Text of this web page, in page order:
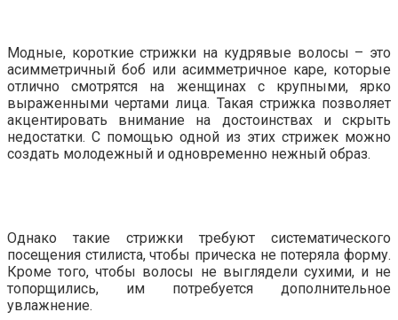
Модные, короткие стрижки на кудрявые волосы – это
асимметричный боб или асимметричное каре, которые
отлично смотрятся на женщинах с крупными, ярко
выраженными чертами лица. Такая стрижка позволяет
акцентировать внимание на достоинствах и скрыть
недостатки. С помощью одной из этих стрижек можно
создать молодежный и одновременно нежный образ.
Однако такие стрижки требуют систематического
посещения стилиста, чтобы прическа не потеряла форму.
Кроме того, чтобы волосы не выглядели сухими, и не
топорщились, им потребуется дополнительное
увлажнение.